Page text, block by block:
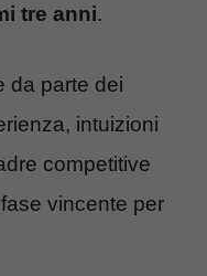
tre anni.
da parte dei
intuizioni
competitive
vincente per